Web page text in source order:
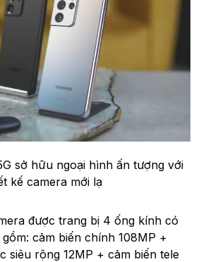
sở hữu ngoại hình ấn tượng với
kế camera mới lạ
được trang bị 4 ống kính có
cảm biến chính 108MP +
siêu rộng 12MP + cảm biến tele